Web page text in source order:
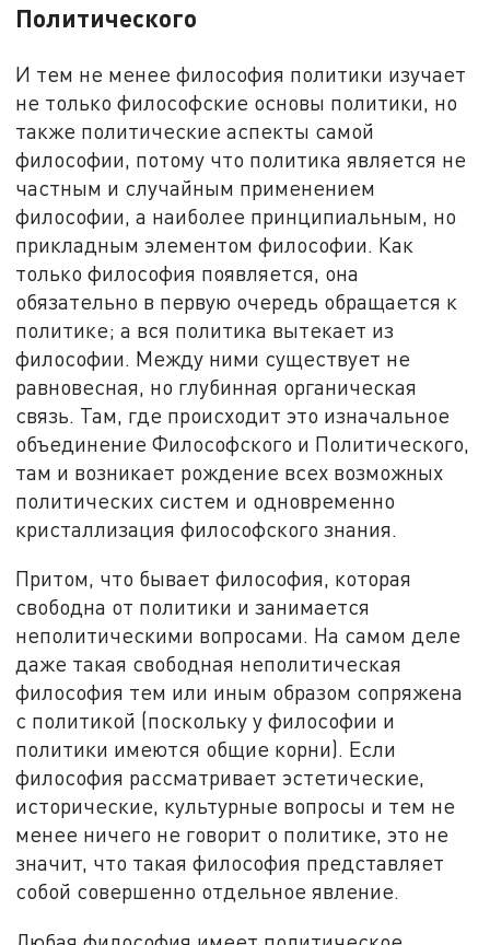
Политического
И тем не менее философия политики изучает
не только философские основы политики, но
также политические аспекты самой
философии, потому что политика является не
частным и случайным применением
философии, а наиболее принципиальным, но
прикладным элементом философии. Как
только философия появляется, она
обязательно в первую очередь обращается к
политике; а вся политика вытекает из
философии. Между ними существует не
равновесная, но глубинная органическая
связь. Там, где происходит это изначальное
объединение Философского и Политического,
там и возникает рождение всех возможных
политических систем и одновременно
кристаллизация философского знания.
Притом, что бывает философия, которая
свободна от политики и занимается
неполитическими вопросами. На самом деле
даже такая свободная неполитическая
философия тем или иным образом сопряжена
с политикой (поскольку у философии и
политики имеются общие корни). Если
философия рассматривает эстетические,
исторические, культурные вопросы и тем не
менее ничего не говорит о политике, это не
значит, что такая философия представляет
собой совершенно отдельное явление.